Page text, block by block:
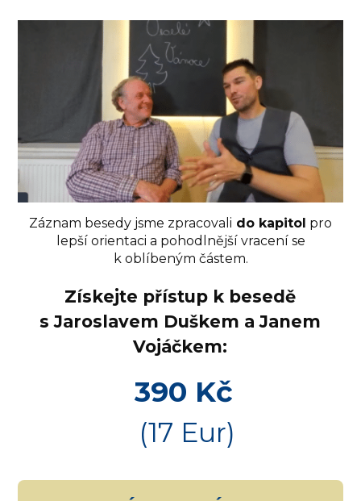
Záznam besedy jsme zpracovali do kapitol pro
lepší orientaci a pohodlnější vracení se
k oblíbeným částem.
Získejte přístup k besedě
s Jaroslavem Duškem a Janem
Vojáčkem:
390 Kč
(17 Eur)